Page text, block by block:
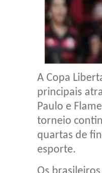
A Copa
principais
Paulo e
torneio
quartas de
esporte.